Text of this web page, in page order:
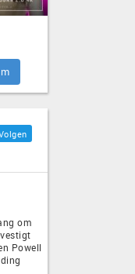
om
Powell